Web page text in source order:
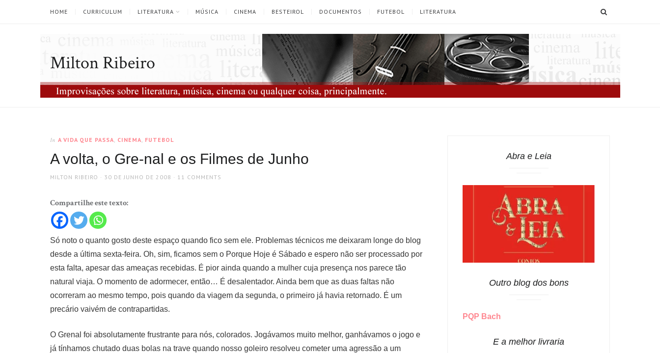
HOME CURRICULUM LITERATURA MÚSICA CINEMA BESTEIROL DOCUMENTOS FUTEBOL LITERATURA
Milton Ribeiro
In A VIDA QUE PASSA, CINEMA, FUTEBOL
A volta, o Gre-nal e os Filmes de Junho
AUTHOR
MILTON RIBEIRO
POSTED
30 DE JUNHO DE 2008 11 COMMENTS
Compartilhe este texto:
Só noto o quanto gosto deste espaço quando fico sem ele. Problemas técnicos me deixaram longe do blog
desde a última sexta-feira. Oh, sim, ficamos sem o Porque Hoje é Sábado e espero não ser processado por
esta falta, apesar das ameaças recebidas. É pior ainda quando a mulher cuja presença nos parece tão
natural viaja. O momento de adormecer, então… É desalentador. Ainda bem que as duas faltas não
ocorreram ao mesmo tempo, pois quando da viagem da segunda, o primeiro já havia retornado. É um
precário vaivém de contrapartidas.
O Grenal foi absolutamente frustrante para nós, colorados. Jogávamos muito melhor, ganhávamos o jogo e
já tínhamos chutado duas bolas na trave quando nosso goleiro resolveu cometer uma agressão a um
Abra e Leia
Outro blog dos bons
PQP Bach
E a melhor livraria